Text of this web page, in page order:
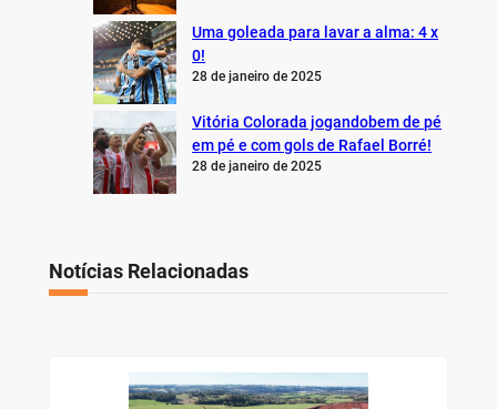
Uma goleada para lavar a alma: 4 x
0!
28 de janeiro de 2025
Vitória Colorada jogandobem de pé
em pé e com gols de Rafael Borré!
28 de janeiro de 2025
Notícias Relacionadas